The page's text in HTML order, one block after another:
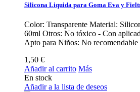
Silicona Liquida para Goma Eva y
Color: Transparente Material:
60ml Otros: No tóxico - Con
Apto para Niños: No recomendable
1,50 €
Añadir al carrito Más
En stock
Añadir a la lista de deseos